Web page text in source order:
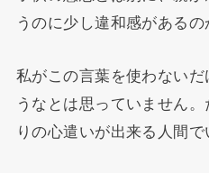
うのに少し違和感があるの
私がこの言葉を使わない
うなとは思っていません
りの心遣いが出来る人間で